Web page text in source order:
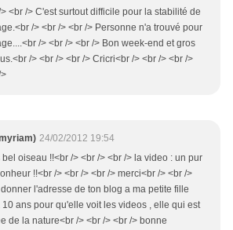
<br /> C'est surtout difficile pour la stabilité de
/> <br /> <br /> Personne n'a trouvé pour
/> <br /> <br /> Bon week-end et gros
/> <br /> <br /> Cricri<br /> <br /> <br />
24/02/2012 19:54
bel oiseau !!<br /> <br /> <br /> la video : un pur
!!<br /> <br /> <br /> merci<br /> <br />
l'adresse de ton blog a ma petite fille
ans pour qu'elle voit les videos , elle qui est
de la nature<br /> <br /> <br /> bonne